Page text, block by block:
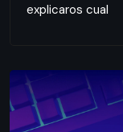
explicaros cual